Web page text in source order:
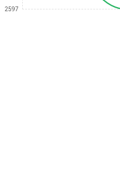
2597